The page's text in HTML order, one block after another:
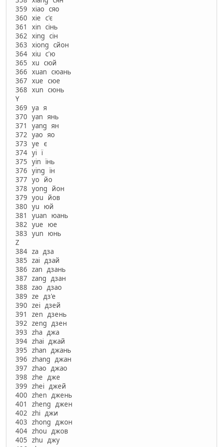
359 xiao сяо
360 xie с'є
361 xin сінь
362 xing сін
363 xiong сйон
364 xiu с'ю
365 xu сюй
366 xuan сюань
367 xue сюе
368 xun сюнь
Y
369 ya я
370 yan янь
371 yang ян
372 yao яо
373 ye є
374 yi ї
375 yin їнь
376 ying їн
377 yo йо
378 yong йон
379 you йов
380 yu юй
381 yuan юань
382 yue юе
383 yun юнь
Z
384 za дза
385 zai дзай
386 zan дзань
387 zang дзан
388 zao дзао
389 ze дз'е
390 zei дзей
391 zen дзень
392 zeng дзен
393 zha джа
394 zhai джай
395 zhan джань
396 zhang джан
397 zhao джао
398 zhe дже
399 zhei джей
400 zhen джень
401 zheng джен
402 zhi джи
403 zhong джон
404 zhou джов
405 zhu джу